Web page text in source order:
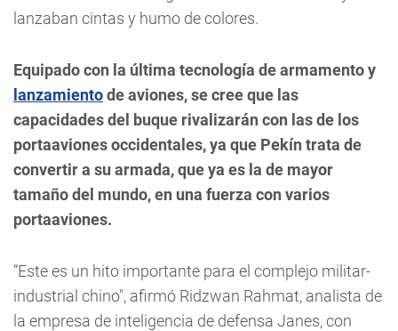
lanzaban cintas y humo de colores.
Equipado con la última tecnología de armamento y
lanzamientode aviones, se cree que las
capacidades del buque rivalizarán con las de los
portaaviones occidentales, ya que Pekín trata de
convertir a su armada, que ya es la de mayor
tamaño del mundo, en una fuerza con varios
portaaviones.
“Este es un hito importante para el complejo militar-
industrial chino", afirmó Ridzwan Rahmat, analista de
la empresa de inteligencia de defensa Janes, con